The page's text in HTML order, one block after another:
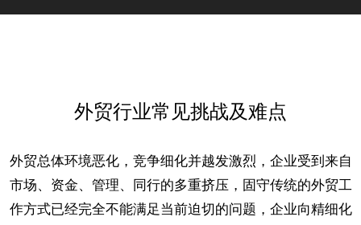
外贸行业常见挑战及难点
外贸总体环境恶化，竞争细化并越发激烈，企业受到来自
市场、资金、管理、同行的多重挤压，固守传统的外贸工
作方式已经完全不能满足当前迫切的问题，企业向精细化